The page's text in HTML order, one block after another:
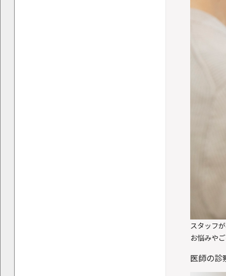
スタッフ
お悩みや
医師の診